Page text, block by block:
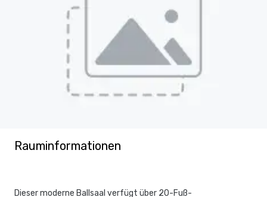
Rauminformationen
Dieser moderne Ballsaal verfügt über 20-Fuß-